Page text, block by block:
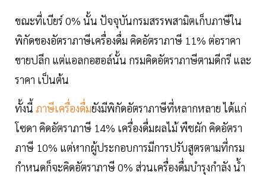
ขณะที่เบียร์ 0% นั้น ปัจจุบันกรมสรรพสามิตเก็บภาษีใน
พิกัดของอัตราภาษีเครื่องดื่ม คิดอัตราภาษี 11% ต่อราคา
ขายปลีก แต่แอลกอฮอล์นั้น กรมคิดอัตราภาษีตามดีกรี และ
ราคา เป็นต้น
ทั้งนี้ ภาษีเครื่องดื่มยังมีพิกัดอัตราภาษีที่หลากหลาย ได้แก่
โซดา คิดอัตราภาษี 14% เครื่องดื่มผลไม้ พืชผัก คิดอัตรา
ภาษี 10% แต่หากผู้ประกอบการมีการปรับสูตรตามที่กรม
กำหนดก็จะคิดอัตราภาษี 0% ส่วนเครื่องดื่มบำรุงกำลัง น้ำ